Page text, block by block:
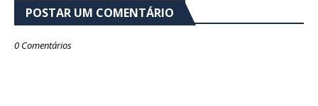
POSTAR UM COMENTÁRIO
0 Comentários